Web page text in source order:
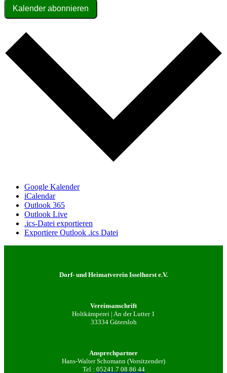
Kalender abonnieren
Google Kalender
iCalendar
Outlook 365
Outlook Live
.ics-Datei exportieren
Exportiere Outlook .ics Datei
Dorf- und Heimatverein Isselhorst e.V.
Vereinsanschrift
Holtkämperei | An der Lutter 1
33334 Gütersloh
Ansprechpartner
Hans-Walter Schomann (Vorsitzender)
Tel : 05241.7 08 86 44